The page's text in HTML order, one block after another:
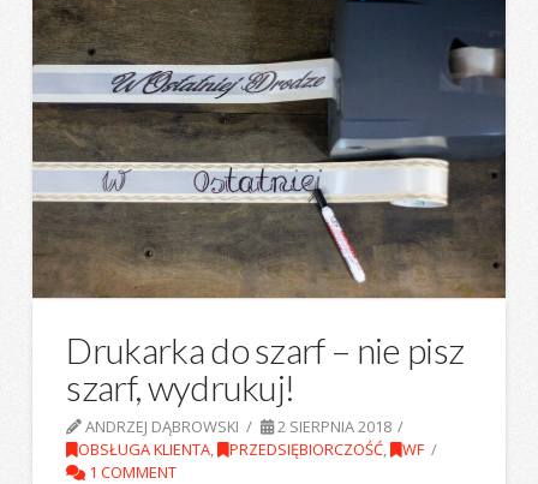
Drukarka do szarf – nie pisz
szarf, wydrukuj!
ANDRZEJ DĄBROWSKI
2 SIERPNIA 2018
OBSŁUGA KLIENTA, PRZEDSIĘBIORCZOŚĆ, WF
1 COMMENT